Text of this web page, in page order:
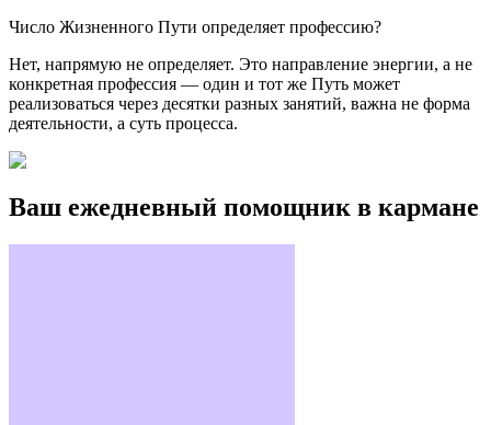
Число Жизненного Пути определяет профессию?
Нет, напрямую не определяет. Это направление энергии, а не
конкретная профессия — один и тот же Путь может
реализоваться через десятки разных занятий, важна не форма
деятельности, а суть процесса.
Ваш ежедневный помощник в кармане